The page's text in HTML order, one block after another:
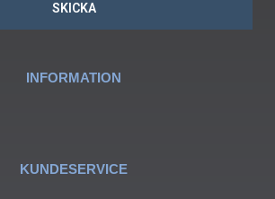
SKICKA
INFORMATION
KUNDESERVICE